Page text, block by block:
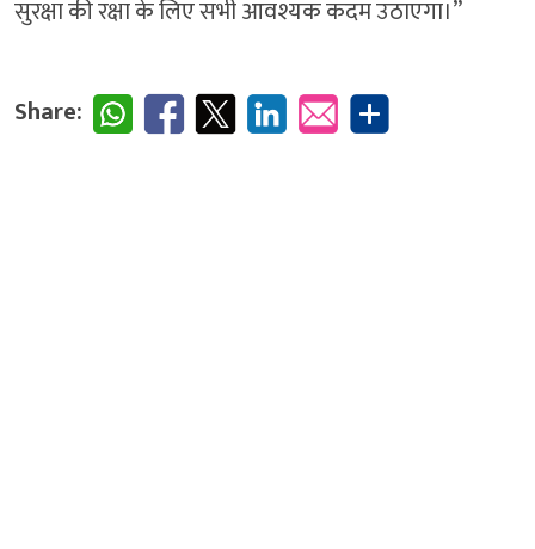
सुरक्षा की रक्षा के लिए सभी आवश्यक कदम उठाएगा।”
Share: